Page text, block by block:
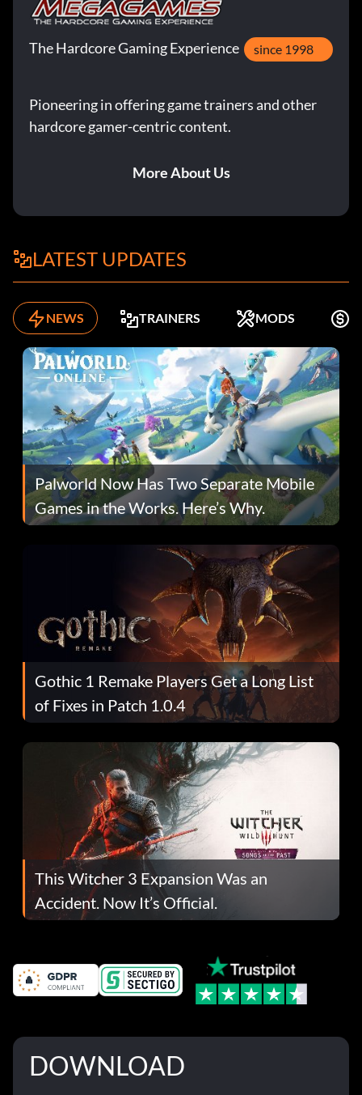
The Hardcore Gaming Experience since 1998
Pioneering in offering game trainers and other
hardcore gamer-centric content.
More About Us
LATEST UPDATES
NEWS TRAINERS MODS
Palworld Now Has Two Separate Mobile
Games in the Works. Here’s Why.
Gothic 1 Remake Players Get a Long List
of Fixes in Patch 1.0.4
This Witcher 3 Expansion Was an
Accident. Now It’s Official.
DOWNLOAD